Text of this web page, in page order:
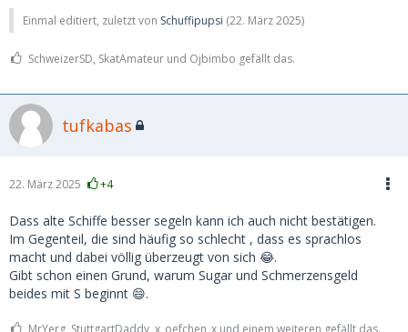
Einmal editiert, zuletzt von Schuffipupsi (22. März 2025)
SchweizerSD, SkatAmateur und Ojbimbo gefällt das.
tufkabas
22. März 2025 +4
Dass alte Schiffe besser segeln kann ich auch nicht bestätigen.
Im Gegenteil, die sind häufig so schlecht , dass es sprachlos
macht und dabei völlig überzeugt von sich 😂.
Gibt schon einen Grund, warum Sugar und Schmerzensgeld
beides mit S beginnt 😄.
MrYerg, StuttgartDaddy, x_oefchen_x und einem weiteren gefällt das.